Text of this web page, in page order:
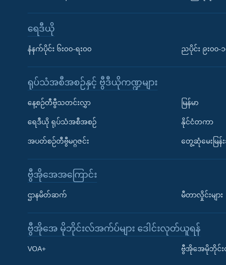
Learning English
ရေဒီယို
နံနက်ပိုင်း ၆း၀၀-ရး၀၀ ညပိုင်း ၉း၀၀-၁
ရုပ်သံအစီအစဉ်နှင့် ဗွီဒီယိုကဏ္ဍများ
နေ့စဉ်တီဗွီသတင်းလွှာ
ရေဒီယို ရုပ်သံအစီအစဉ်
အပတ်စဉ်တီဗွီမဂ္ဂဇင်း
မြန်မာ
နိုင်ငံတကာ
တွေ့ဆုံမေးမြန်း
ဗွီအိုအေအကြောင်း
ဌာနမိတ်ဆက် မီတာလှိုင်းများ
ဗွီအိုအေ မိုဘိုင်းလ်အက်ပ်များ ဒေါင်းလုတ်ယူရန်
VOA+ ဗွီအိုအေမိုဘိုင်